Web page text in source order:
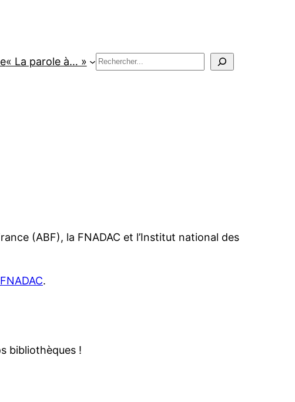
« La parole à… » Rechercher
(ABF), la FNADAC et l’Institut national des
.
bibliothèques !